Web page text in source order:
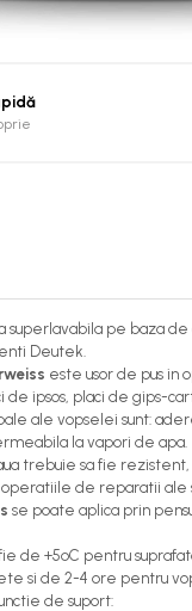
superlavabila pe baza
Deutek.
este usor de pus in
de ipsos, placi de gips-
ale vopselei sunt:
la vapori de apa.
trebuie sa fie
de reparatii ale
se poate aplica prin
de +5ºC pentru
si de 2-4 ore pentru
de suport: